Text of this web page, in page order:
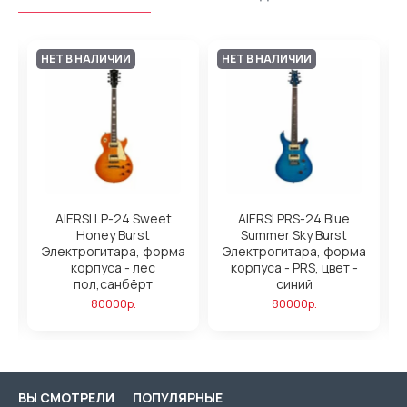
НЕТ В НАЛИЧИИ
AIERSI LP-24 Sweet
Honey Burst
Электрогитара, форма
корпуса - лес
пол,санбёрт
80000р.
НЕТ В НАЛИЧИИ
AIERSI PRS-24 Blue
Summer Sky Burst
Электрогитара, форма
корпуса - PRS, цвет -
синий
80000р.
ВЫ СМОТРЕЛИ ПОПУЛЯРНЫЕ